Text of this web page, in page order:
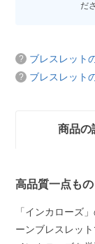
だ
ブレスレット
ブレスレット
商品の
高品質一点も
「インカローズ
ーンブレスレッ